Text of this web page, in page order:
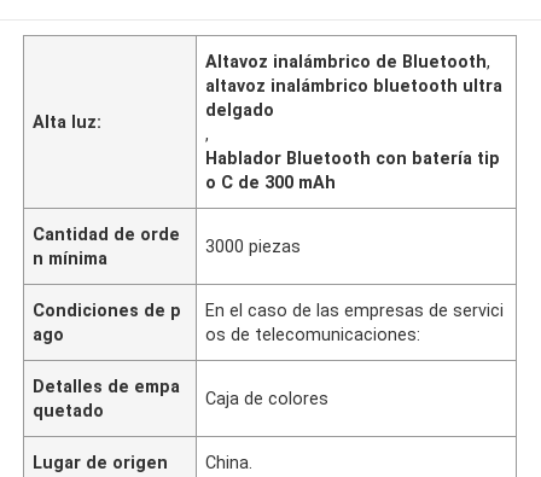
Alta luz:
Altavoz inalámbrico de Bluetooth,
altavoz inalámbrico bluetooth ultra
delgado
,
Hablador Bluetooth con batería tip
o C de 300 mAh
Cantidad de orde
n mínima
3000 piezas
Condiciones de p
ago
En el caso de las empresas de servici
os de telecomunicaciones:
Detalles de empa
quetado
Caja de colores
Lugar de origen China.